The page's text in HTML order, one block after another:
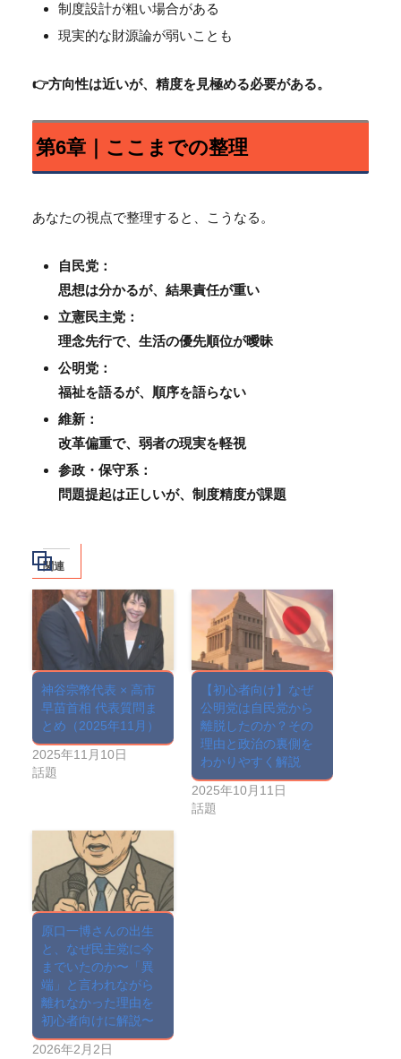
制度設計が粗い場合がある
現実的な財源論が弱いことも
👉方向性は近いが、精度を見極める必要がある。
第6章｜ここまでの整理
あなたの視点で整理すると、こうなる。
自民党：
思想は分かるが、結果責任が重い
立憲民主党：
理念先行で、生活の優先順位が曖昧
公明党：
福祉を語るが、順序を語らない
維新：
改革偏重で、弱者の現実を軽視
参政・保守系：
問題提起は正しいが、制度精度が課題
関連
神谷宗幣代表 × 高市
早苗首相 代表質問ま
とめ（2025年11月）
2025年11月10日
話題
【初心者向け】なぜ
公明党は自民党から
離脱したのか？その
理由と政治の裏側を
わかりやすく解説
2025年10月11日
話題
原口一博さんの出生
と、なぜ民主党に今
までいたのか〜「異
端」と言われながら
離れなかった理由を
初心者向けに解説〜
2026年2月2日